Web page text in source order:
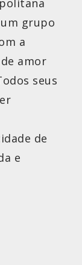
grupo
a
amor
seus
de
e